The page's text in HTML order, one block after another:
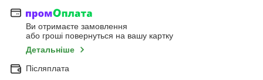
Ви отримаєте замовлення
або гроші повернуться на вашу картку
Детальніше
Післяплата